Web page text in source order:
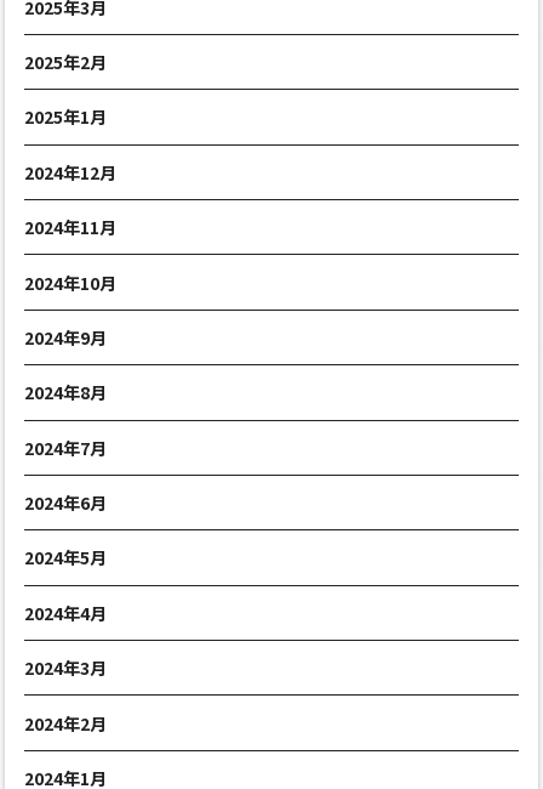
2025年3月
2025年2月
2025年1月
2024年12月
2024年11月
2024年10月
2024年9月
2024年8月
2024年7月
2024年6月
2024年5月
2024年4月
2024年3月
2024年2月
2024年1月